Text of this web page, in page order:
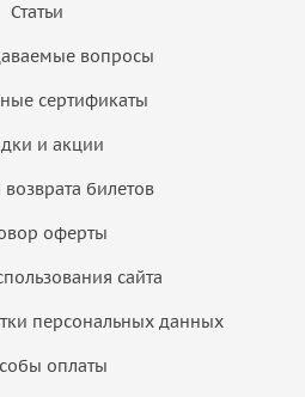
Статьи
вопросы
сертификаты
и акции
билетов
оферты
сайта
персональных данных
оплаты